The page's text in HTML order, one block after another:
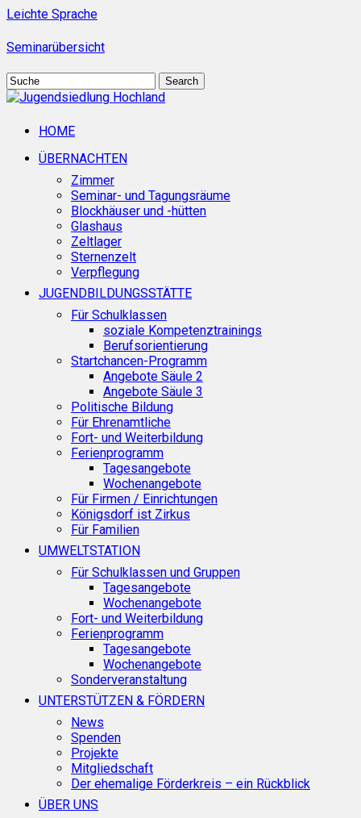
Skip
main
Leichte Sprache
Seminarübersicht
Search
Close
searchHOME
ÜBERNACHTEN
Zimmer
Seminar- und Tagungsräume
Blockhäuser und -hütten
Glashaus
Zeltlager
Sternenzelt
Verpflegung
JUGENDBILDUNGSSTÄTTE
Für Schulklassen
soziale Kompetenztrainings
Berufsorientierung
Startchancen-Programm
Angebote Säule 2
Angebote Säule 3
Politische Bildung
Für Ehrenamtliche
Fort- und Weiterbildung
Ferienprogramm
Tagesangebote
Wochenangebote
Für Firmen / Einrichtungen
Königsdorf ist Zirkus
Für Familien
UMWELTSTATION
Für Schulklassen und Gruppen
Tagesangebote
Wochenangebote
Fort- und Weiterbildung
Ferienprogramm
Tagesangebote
Wochenangebote
Sonderveranstaltung
UNTERSTÜTZEN & FÖRDERN
News
Spenden
Projekte
Mitgliedschaft
Der ehemalige Förderkreis – ein Rückblick
ÜBER UNS